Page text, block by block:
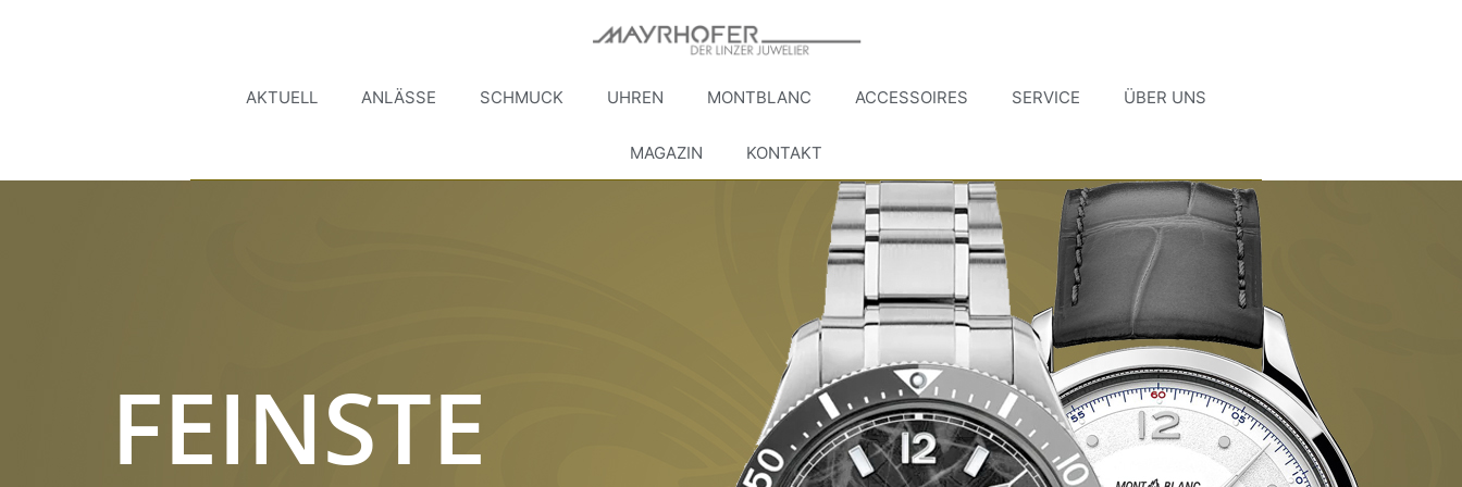
AKTUELL ANLÄSSE SCHMUCK UHREN MONTBLANC ACCESSOIRES SERVICE ÜBER UNS
MAGAZIN KONTAKT
FEINSTE